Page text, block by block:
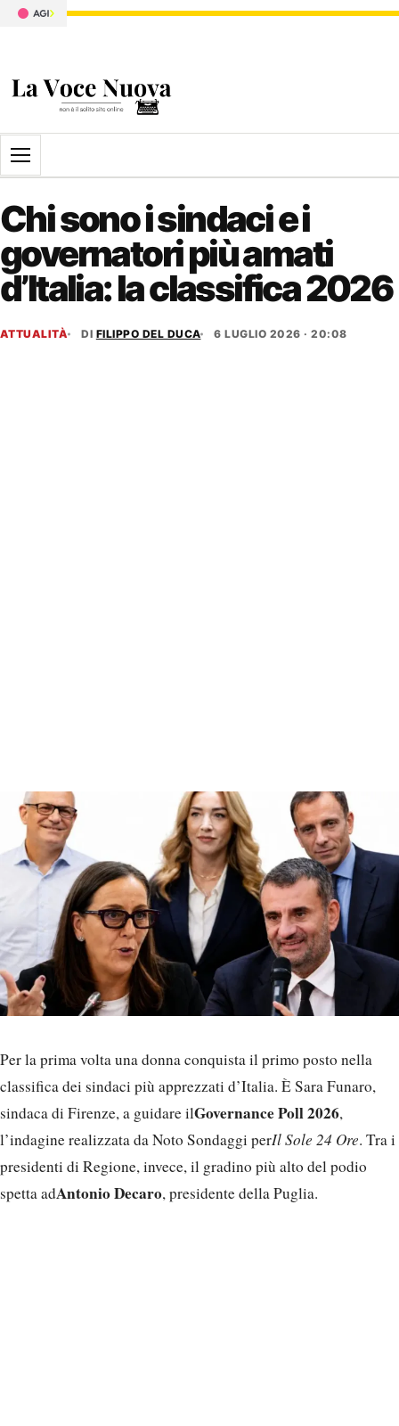
Apri il menu
Chi sono i sindaci e i
governatori più amati
d’Italia: la classifica 2026
ATTUALITÀ DI FILIPPO DEL DUCA 6 LUGLIO 2026 · 20:08
Per la prima volta una donna conquista il primo posto nella
classifica dei sindaci più apprezzati d’Italia. È Sara Funaro,
sindaca di Firenze, a guidare ilGovernance Poll 2026,
l’indagine realizzata da Noto Sondaggi perIl Sole 24 Ore. Tra i
presidenti di Regione, invece, il gradino più alto del podio
spetta adAntonio Decaro, presidente della Puglia.